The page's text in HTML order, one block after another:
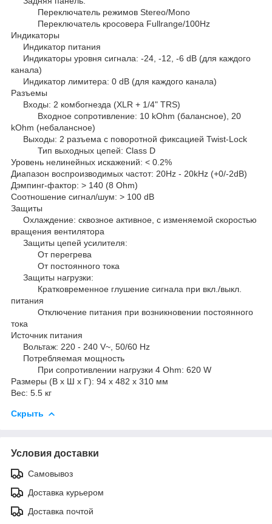
Переключатель режимов Stereo/Mono
Переключатель кросовера Fullrange/100Hz
Индикаторы
Индикатор питания
Индикаторы уровня сигнала: -24, -12, -6 dB (для каждого
канала)
Индикатор лимитера: 0 dB (для каждого канала)
Разъемы
Входы: 2 комбогнезда (XLR + 1/4" TRS)
Входное сопротивление: 10 kOhm (балансное), 20
kOhm (небалансное)
Выходы: 2 разъема с поворотной фиксацией Twist-Lock
Тип выходных цепей: Class D
Уровень нелинейных искажений: < 0.2%
Диапазон воспроизводимых частот: 20Hz - 20kHz (+0/-2dB)
Дэмпинг-фактор: > 140 (8 Ohm)
Соотношение сигнал/шум: > 100 dB
Защиты
Охлаждение: сквозное активное, с изменяемой скоростью
вращения вентилятора
Защиты цепей усилителя:
От перегрева
От постоянного тока
Защиты нагрузки:
Кратковременное глушение сигнала при вкл./выкл.
питания
Отключение питания при возникновении постоянного
тока
Источник питания
Вольтаж: 220 - 240 V~, 50/60 Hz
Потребляемая мощность
При сопротивлении нагрузки 4 Ohm: 620 W
Размеры (В х Ш х Г): 94 х 482 х 310 мм
Вес: 5.5 кг
Скрыть
Условия доставки
Самовывоз
Доставка курьером
Доставка почтой